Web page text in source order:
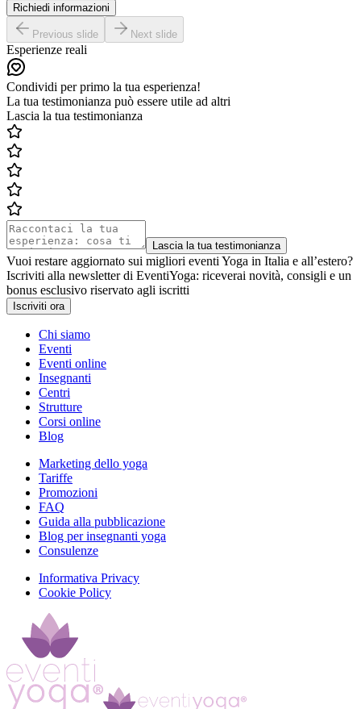
Richiedi informazioni
Previous slide Next slide
Esperienze reali
Condividi per primo la tua esperienza!
La tua testimonianza può essere utile ad altri
Lascia la tua testimonianza
Lascia la tua testimonianza
Vuoi restare aggiornato sui migliori eventi Yoga in Italia e all’estero?
Iscriviti alla newsletter di EventiYoga: riceverai novità, consigli e un
bonus esclusivo riservato agli iscritti
Iscriviti ora
Chi siamo
Eventi
Eventi online
Insegnanti
Centri
Strutture
Corsi online
Blog
Marketing dello yoga
Tariffe
Promozioni
FAQ
Guida alla pubblicazione
Blog per insegnanti yoga
Consulenze
Informativa Privacy
Cookie Policy